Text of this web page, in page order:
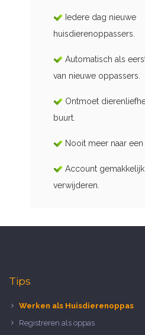
Iedere dag nieuwe
huisdierenoppassers.
Automatisch als
van nieuwe oppassers.
Ontmoet
buurt.
Nooit meer naar
Account
verwijderen.
Tips
Werken als Huisdierenoppas
Registreren als oppas